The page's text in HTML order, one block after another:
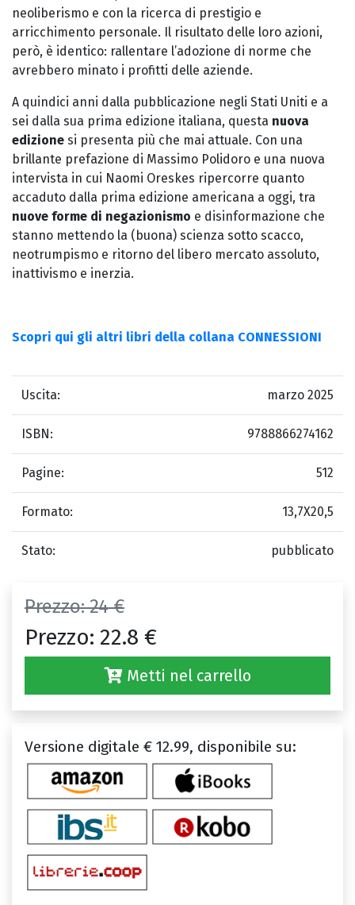
neoliberismo e con la ricerca di prestigio e
arricchimento personale. Il risultato delle loro azioni,
però, è identico: rallentare l’adozione di norme che
avrebbero minato i profitti delle aziende.
A quindici anni dalla pubblicazione negli Stati Uniti e a
sei dalla sua prima edizione italiana, questa nuova
edizione si presenta più che mai attuale. Con una
brillante prefazione di Massimo Polidoro e una nuova
intervista in cui Naomi Oreskes ripercorre quanto
accaduto dalla prima edizione americana a oggi, tra
nuove forme di negazionismo e disinformazione che
stanno mettendo la (buona) scienza sotto scacco,
neotrumpismo e ritorno del libero mercato assoluto,
inattivismo e inerzia.
Scopri qui gli altri libri della collana CONNESSIONI
Uscita: marzo 2025
ISBN: 9788866274162
Pagine: 512
Formato: 13,7X20,5
Stato: pubblicato
Prezzo:24 €
Prezzo: 22.8 €
Metti nel carrello
Versione digitale € 12.99, disponibile su: